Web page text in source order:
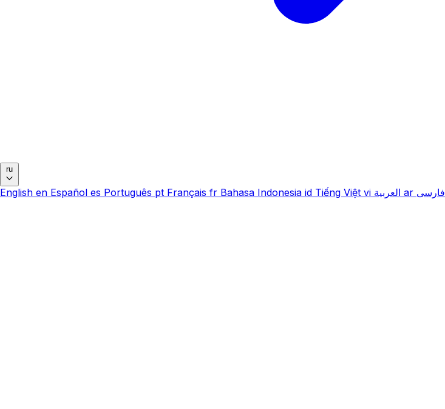
ru
English en Español es Português pt Français fr Bahasa Indonesia id Tiếng Việt vi العربية ar فارسی